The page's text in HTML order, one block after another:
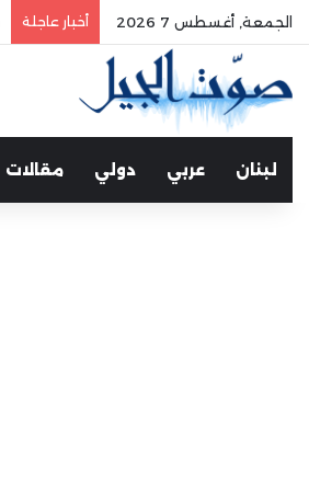
الجمعة, أغسطس 7 2026 أخبار عاجلة
لبنان عربي دولي مقالات